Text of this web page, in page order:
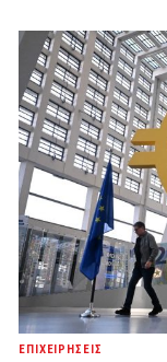
ΕΠΙΧΕΙΡΗΣΕΙΣ